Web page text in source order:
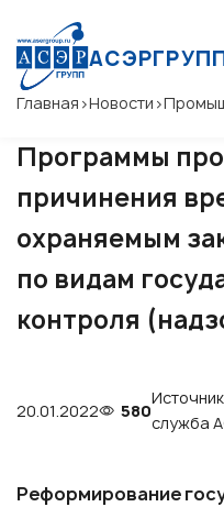
Главная >Новости >
Программы
причинения
охраняемым
по видам
контроля
20.01.2022 580
служба
Реформирование